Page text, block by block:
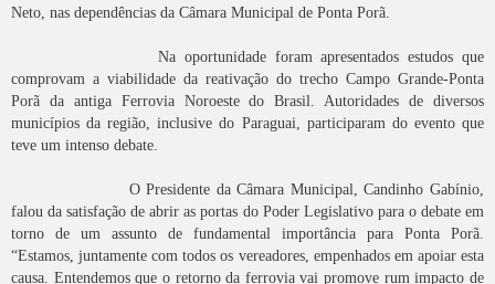
Neto, nas dependências da Câmara Municipal de Ponta Porã.
Na oportunidade foram apresentados estudos que
comprovam a viabilidade da reativação do trecho Campo Grande-Ponta
Porã da antiga Ferrovia Noroeste do Brasil. Autoridades de diversos
municípios da região, inclusive do Paraguai, participaram do evento que
teve um intenso debate.
O Presidente da Câmara Municipal, Candinho Gabínio,
falou da satisfação de abrir as portas do Poder Legislativo para o debate em
torno de um assunto de fundamental importância para Ponta Porã.
“Estamos, juntamente com todos os vereadores, empenhados em apoiar esta
causa. Entendemos que o retorno da ferrovia vai promove rum impacto de